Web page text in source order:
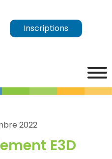
Inscriptions
2022
E3D